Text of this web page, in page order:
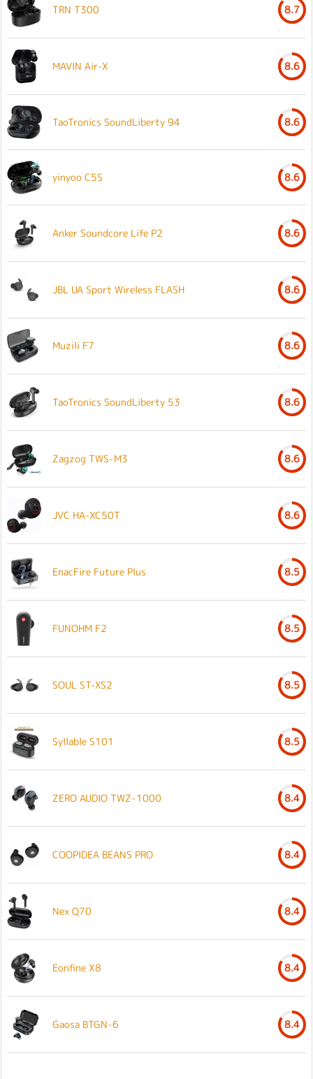
TRN T300 8.7
MAVIN Air-X 8.6
TaoTronics SoundLiberty 94 8.6
yinyoo C5S 8.6
Anker Soundcore Life P2 8.6
JBL UA Sport Wireless FLASH 8.6
Muzili F7 8.6
TaoTronics SoundLiberty 53 8.6
Zagzog TWS-M3 8.6
JVC HA-XC50T 8.6
EnacFire Future Plus 8.5
FUNOHM F2 8.5
SOUL ST-XS2 8.5
Syllable S101 8.5
ZERO AUDIO TWZ-1000 8.4
COOPIDEA BEANS PRO 8.4
Nex Q70 8.4
Eonfine X8 8.4
Gaosa BTGN-6 8.4